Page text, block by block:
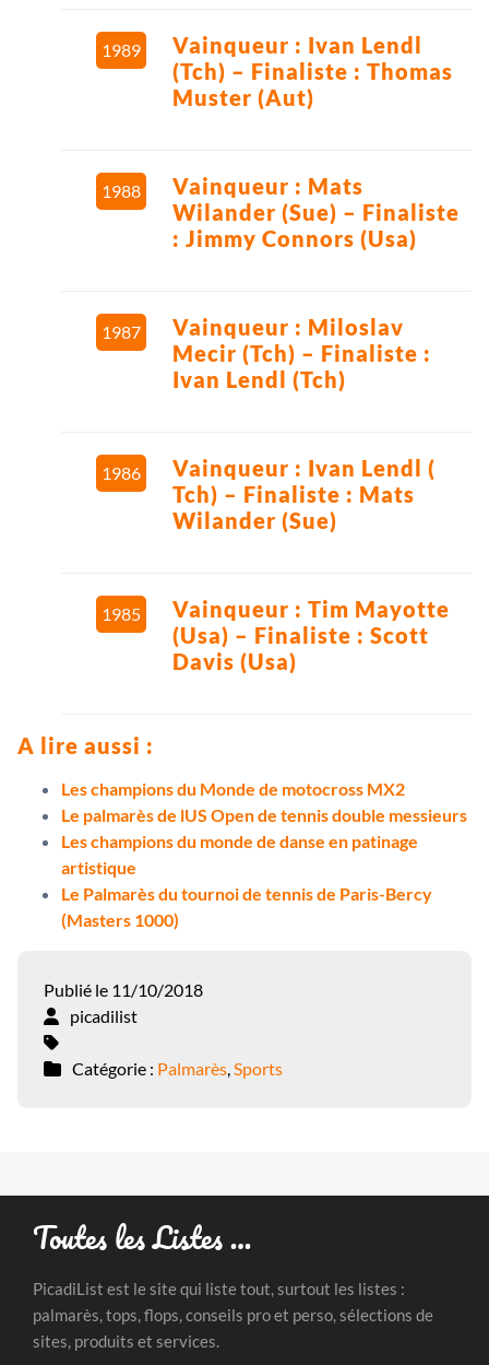
1989
Vainqueur : Ivan Lendl
(Tch) – Finaliste : Thomas
Muster (Aut)
1988
Vainqueur : Mats
Wilander (Sue) – Finaliste
: Jimmy Connors (Usa)
1987
Vainqueur : Miloslav
Mecir (Tch) – Finaliste :
Ivan Lendl (Tch)
1986
Vainqueur : Ivan Lendl (
Tch) – Finaliste : Mats
Wilander (Sue)
1985
Vainqueur : Tim Mayotte
(Usa) – Finaliste : Scott
Davis (Usa)
A lire aussi :
Les champions du Monde de motocross MX2
Le palmarès de lUS Open de tennis double messieurs
Les champions du monde de danse en patinage
artistique
Le Palmarès du tournoi de tennis de Paris-Bercy
(Masters 1000)
Publié le 11/10/2018
picadilist
Catégorie : Palmarès,Sports
Toutes les Listes …
PicadiList est le site qui liste tout, surtout les listes :
palmarès, tops, flops, conseils pro et perso, sélections de
sites, produits et services.